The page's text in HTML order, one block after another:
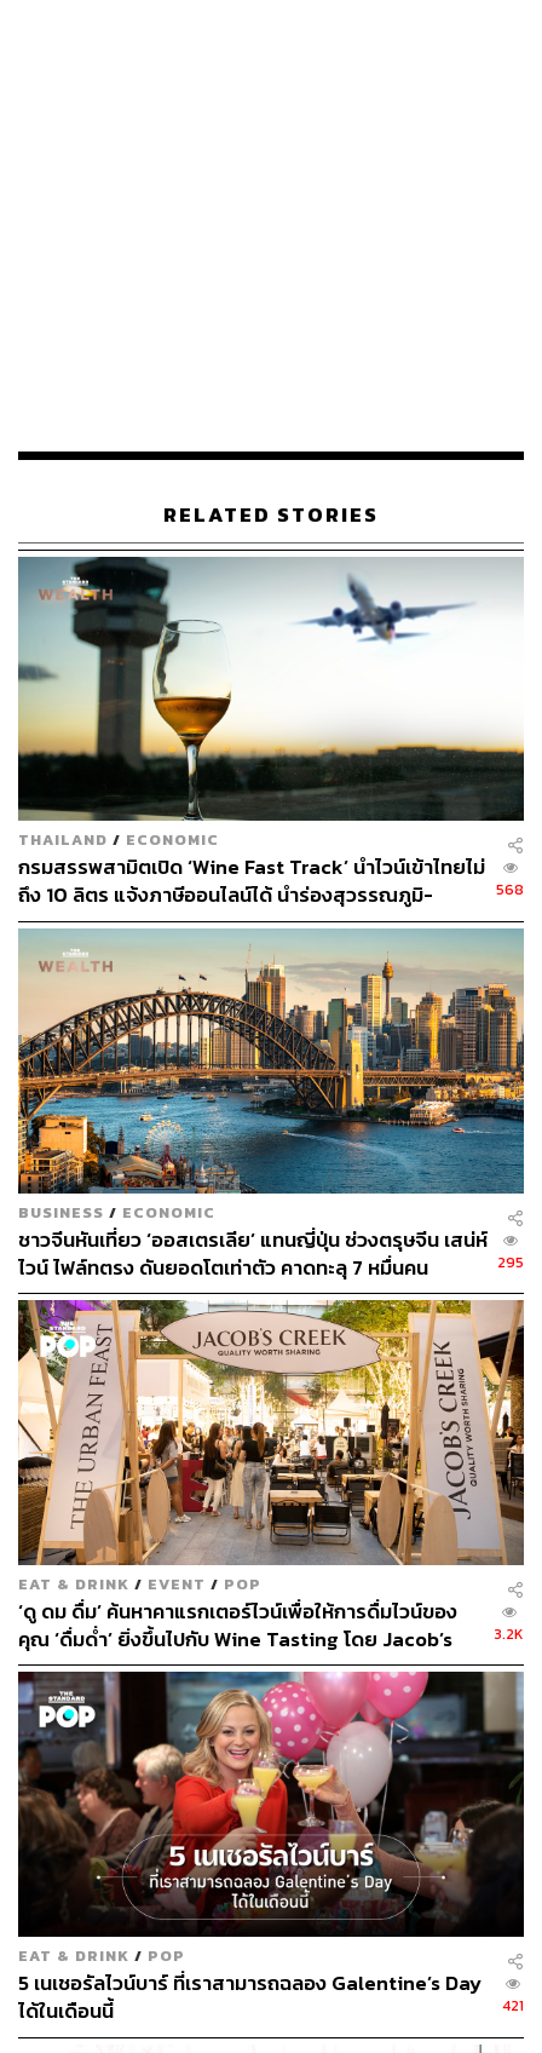
ภาพประกอบ: Dreaminem
TAGS: Wine Jacob’s Creek
998
ABOUT THE AUTHOR
พฤภัทร ทรงเที่ยง
นักเขียนผู้ชอบความท้าทาย การออกกำลังกาย
กิจกรรมกลางแจ้ง สนใจภาษาและวัฒนธรรม
การกินดื่ม
RELATED STORIES
THAILAND / ECONOMIC
กรมสรรพสามิตเปิด ‘Wine Fast Track’ นำไวน์เข้าไทยไม่
ถึง 10 ลิตร แจ้งภาษีออนไลน์ได้ นำร่องสุวรรณภูมิ-
ดอนเมือง
568
BUSINESS / ECONOMIC
ชาวจีนหันเที่ยว ‘ออสเตรเลีย’ แทนญี่ปุ่น ช่วงตรุษจีน เสน่ห์
ไวน์ ไฟล์ทตรง ดันยอดโตเท่าตัว คาดทะลุ 7 หมื่นคน
295
EAT & DRINK / EVENT / POP
‘ดู ดม ดื่ม’ ค้นหาคาแรกเตอร์ไวน์เพื่อให้การดื่มไวน์ของ
คุณ ‘ดื่มด่ำ’ ยิ่งขึ้นไปกับ Wine Tasting โดย Jacob’s
Creek [ADVERTORIAL]
3.2K
EAT & DRINK / POP
5 เนเชอรัลไวน์บาร์ ที่เราสามารถฉลอง Galentine’s Day
ได้ในเดือนนี้
421